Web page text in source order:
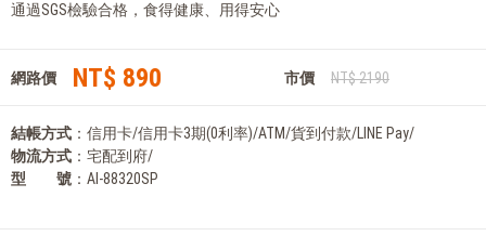
通過SGS檢驗合格，食得健康、用得安心
網路價 NT$ 890 市價 NT$ 2190
結帳方式 ：信用卡/信用卡3期(0利率)/ATM/貨到付款/LINE Pay/
物流方式 ：宅配到府/
型 號 ：AI-88320SP